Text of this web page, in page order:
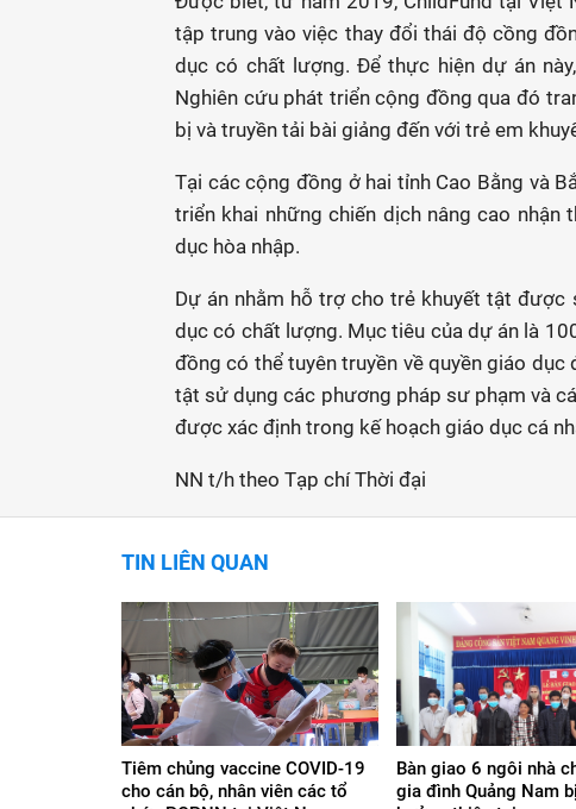
tập trung vào việc thay đổi thái độ cồng
dục có chất lượng. Để thực hiện dự án
Nghiên cứu phát triển cộng đồng qua đó
bị và truyền tải bài giảng đến với trẻ em
Tại các cộng đồng ở hai tỉnh Cao Bằng và
triển khai những chiến dịch nâng cao
dục hòa nhập.
Dự án nhằm hỗ trợ cho trẻ khuyết tật
dục có chất lượng. Mục tiêu của dự án là
đồng có thể tuyên truyền về quyền giáo
tật sử dụng các phương pháp sư phạm và
được xác định trong kế hoạch giáo dục cá
NN t/h theo Tạp chí Thời đại
TIN LIÊN QUAN
Tiêm chủng vaccine COVID-19
cho cán bộ, nhân viên các tổ
Bàn giao 6 ngôi nhà
gia đình Quảng Nam